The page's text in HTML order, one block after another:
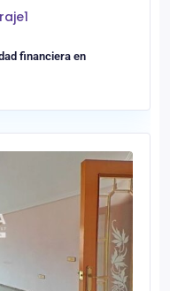
1
financiera en